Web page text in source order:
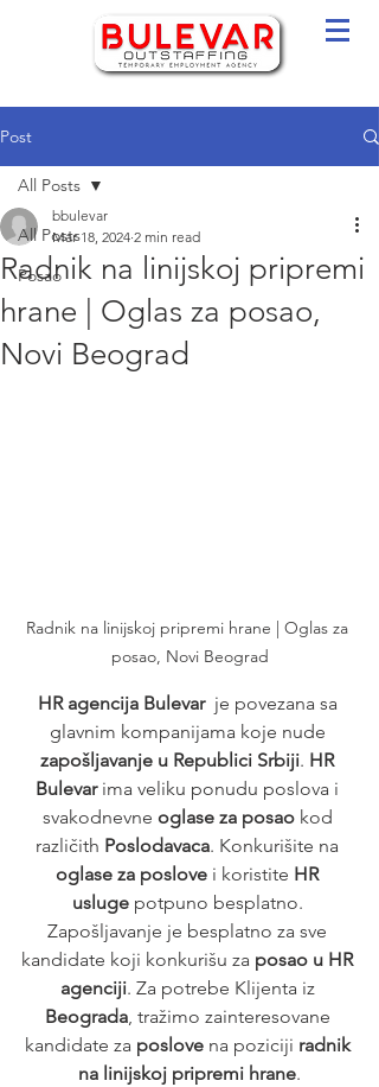
Post
All Posts
Posao
All Posts
Radnik na linijskoj pripremi
hrane | Oglas za posao,
Novi Beograd
bbulevar
Mar 18, 2024 2 min read
Radnik na linijskoj pripremi hrane | Oglas za
posao, Novi Beograd
HR agencija Bulevar je povezana sa
glavnim kompanijama koje nude
zapošljavanje u Republici Srbiji. HR
Bulevar ima veliku ponudu poslova i
svakodnevne oglase za posao kod
različith Poslodavaca. Konkurišite na
oglase za poslove i koristite HR
usluge potpuno besplatno.
Zapošljavanje je besplatno za sve
kandidate koji konkurišu za posao u HR
agenciji. Za potrebe Klijenta iz
Beograda, tražimo zainteresovane
kandidate za poslove na poziciji radnik
na linijskoj pripremi hrane.